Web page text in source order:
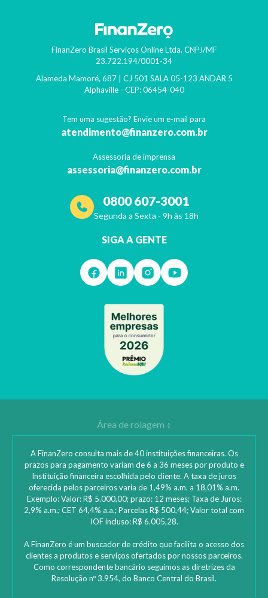
FinanZero Brasil Serviços Online Ltda. CNPJ/MF
23.722.194/0001-34
Alameda Mamoré, 687 | CJ 501 SALA 05-123 ANDAR 5
Alphaville- CEP: 06454-040
Tem uma sugestão? Envie um e-mail para
atendimento@finanzero.com.br
Assessoria de imprensa
assessoria@finanzero.com.br
0800 607-3001
Segunda a Sexta - 9h às 18h
SIGA A GENTE
A FinanZero consulta mais de 40 instituições financeiras. Os
prazos para pagamento variam de 6 a 36 meses por produto e
Instituição financeira escolhida pelo cliente. A taxa de juros
oferecida pelos parceiros varia de 1,49% a.m. a 18,01% a.m.
Exemplo: Valor: R$ 5.000,00; prazo: 12 meses; Taxa de Juros:
2,9% a.m.; CET 64,4% a.a.; Parcelas R$ 500,44; Valor total com
IOF incluso: R$ 6.005,28.
A FinanZero é um buscador de crédito que facilita o acesso dos
clientes a produtos e serviços ofertados por nossos parceiros.
Como correspondente bancário seguimos as diretrizes da
Resolução nº 3.954, do Banco Central do Brasil.